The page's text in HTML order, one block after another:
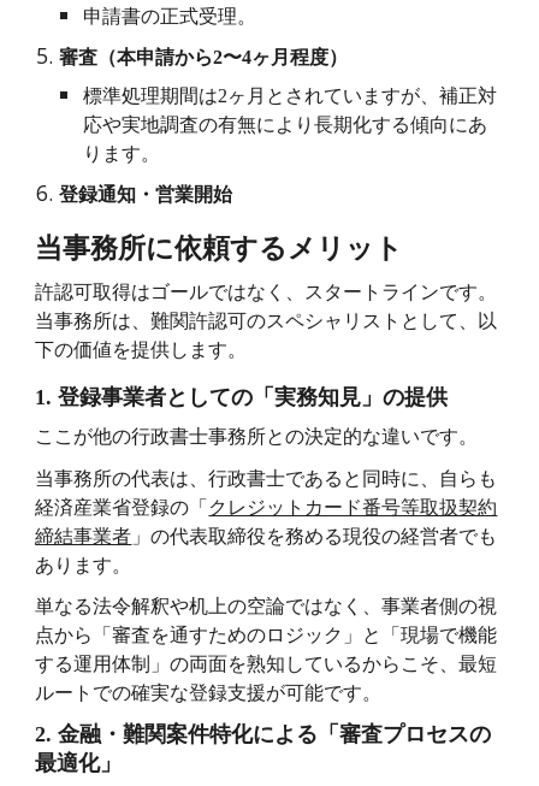
申請書の正式受理。
審査（本申請から2〜4ヶ月程度）
標準処理期間は2ヶ月とされていますが、補正対
応や実地調査の有無により長期化する傾向にあ
ります。
登録通知・営業開始
当事務所に依頼するメリット
許認可取得はゴールではなく、スタートラインです。
当事務所は、難関許認可のスペシャリストとして、以
下の価値を提供します。
1.登録事業者としての「実務知見」の提供
ここが他の行政書士事務所との決定的な違いです。
当事務所の代表は、行政書士であると同時に、自らも
経済産業省登録の「 クレジットカード番号等取扱契約
締結事業者 」の代表取締役を務める現役の経営者でも
あります。
単なる法令解釈や机上の空論ではなく、事業者側の視
点から「審査を通すためのロジック」と「現場で機能
する運用体制」の両面を熟知しているからこそ、最短
ルートでの確実な登録支援が可能です。
2.金融・難関案件特化による「審査プロセスの
最適化」